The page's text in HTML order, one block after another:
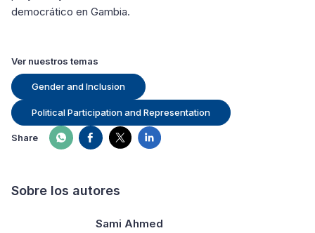
democrático en Gambia.
Ver nuestros temas
Gender and Inclusion
Political Participation and Representation
Share
Sobre los autores
Sami Ahmed